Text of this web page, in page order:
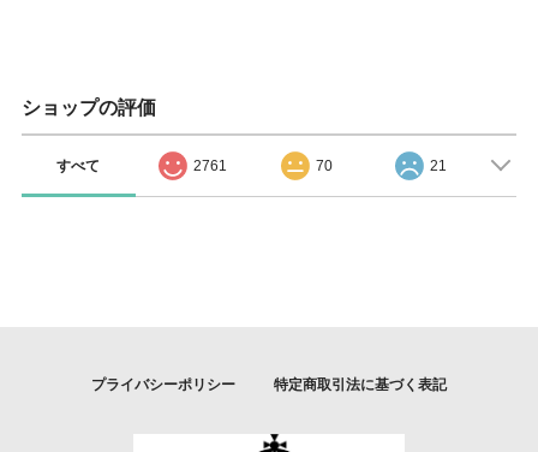
ショップの評価
すべて 2761 70 21
プライバシーポリシー 特定商取引法に基づく表記